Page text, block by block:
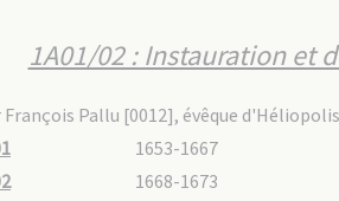
1A01/02 : Instauration et
François Pallu [0012], évêque
1653-1667
1668-1673